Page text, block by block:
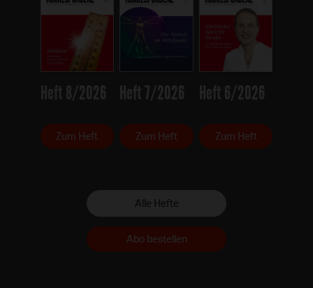
Heft 8/2026
Zum Heft
Heft 7/2026
Zum Heft
Heft 6/2026
Zum Heft
Alle Hefte
Abo bestellen